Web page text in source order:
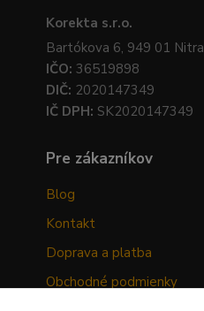
Korekta s.r.o.
Bartókova 6, 949 01 Nitra
IČO: 36519898
DIČ: 2020147349
IČ DPH: SK2020147349
Pre zákazníkov
Blog
Kontakt
Doprava a platba
Obchodné podmienky